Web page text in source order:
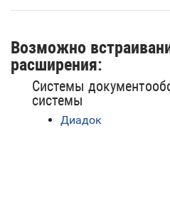
Возможно
расширения:
Системы
системы
Диадок